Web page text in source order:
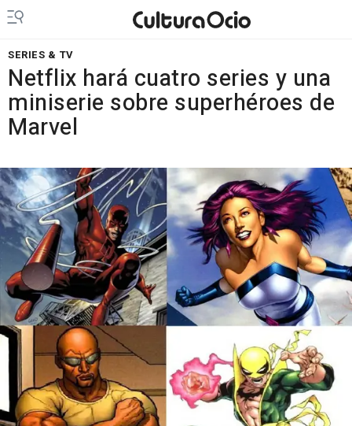
SERIES & TV
Netflix hará cuatro series y una
miniserie sobre superhéroes de
Marvel